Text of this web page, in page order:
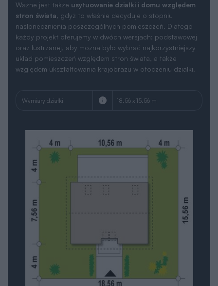
Ważne jest także usytuowanie działki i domu względem
stron świata, gdyż to właśnie decyduje o stopniu
nasłonecznienia poszczególnych pomieszczeń. Dlatego
każdy projekt oferujemy w dwóch wersjach: podstawowej
oraz lustrzanej, aby można było wybrać najkorzystniejszy
układ pomieszczeń względem stron świata, a także
względem ukształtowania krajobrazu w otoczeniu działki.
Wymiary działki 18.56 x 15.56 m